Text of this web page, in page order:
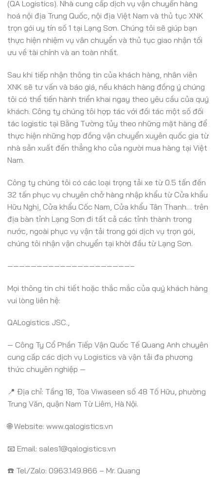
(QA Logistics). Nhà cung cấp dịch vụ vận chuyển hàng
hoá nội địa Trung Quốc, nội địa Việt Nam và thủ tục XNK
trọn gói uy tín số 1 tại Lạng Sơn. Chúng tôi sẽ giúp bạn
thực hiện nhiệm vụ vân chuyển và thủ tục giao nhận tối
ưu về tài chính và an toàn nhất.
Sau khi tiếp nhận thông tin của khách hàng, nhân viên
XNK sẽ tư vấn và báo giá, nếu khách hàng đồng ý chúng
tôi có thể tiến hành triển khai ngay theo yêu cầu của quý
khách. Công ty chúng tôi hợp tác với đối tác một số đối
tác logistic tại Bằng Tường tủy theo những mặt hàng để
thực hiện những hợp đồng vận chuyển xuyên quốc gia từ
nhà sản xuất đến thẳng kho của người mua hàng tại Việt
Nam.
Công ty chúng tôi có các loại trọng tải xe từ 0.5 tấn đến
32 tấn phục vụ chuyên chở hàng nhập khẩu từ Cửa khẩu
Hữu Nghị, Cửa khẩu Cốc Nam, Cửa khẩu Tân Thanh… trên
địa bàn tỉnh Lạng Sơn đi tất cả các tỉnh thành trong
nước, ngoài phục vụ vận tải trong gói dịch vụ trọn gói,
chúng tôi nhận vận chuyển tại khời đầu từ Lạng Sơn.
—————————————————————–
Mọi thông tin chi tiết hoặc thắc mắc của quý khách hàng
vui lòng liên hệ:
QALogistics JSC.,
— Công Ty Cổ Phần Tiếp Vận Quốc Tế Quang Anh chuyên
cung cấp các dịch vụ Logistics và vận tải đa phương
thức chuyên nghiệp —
📍 Địa chỉ: Tầng 18, Tòa Viwaseen số 48 Tố Hữu, phường
Trung Văn, quận Nam Từ Liêm, Hà Nội.
🌐 Website: www.qalogistics.vn
📧 Email: sales1@qalogistics.vn
☎️ Tel/Zalo: 0963.149.866 – Mr. Quang